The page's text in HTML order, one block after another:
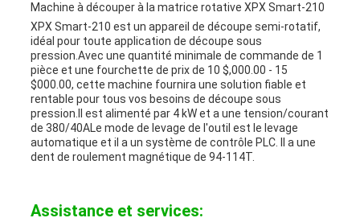
Machine à découper à la matrice rotative XPX Smart-210
XPX Smart-210 est un appareil de découpe semi-rotatif,
idéal pour toute application de découpe sous
pression.Avec une quantité minimale de commande de 1
pièce et une fourchette de prix de 10 $,000.00 - 15
$000.00, cette machine fournira une solution fiable et
rentable pour tous vos besoins de découpe sous
pression.Il est alimenté par 4 kW et a une tension/courant
de 380/40ALe mode de levage de l'outil est le levage
automatique et il a un système de contrôle PLC. Il a une
dent de roulement magnétique de 94-114T.
Assistance et services: